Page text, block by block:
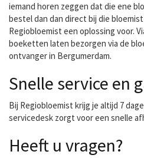
iemand horen zeggen dat die ene
bestel dan dan direct bij die
Regiobloemist een oplossing voor.
boeketten laten bezorgen via de
ontvanger in Bergumerdam.
Snelle service en
Bij Regiobloemist krijg je altijd 7
servicedesk zorgt voor een snelle
Heeft u vragen?